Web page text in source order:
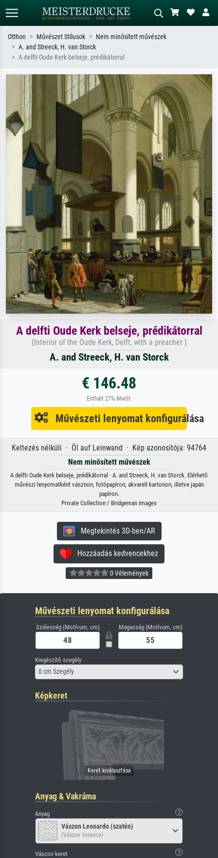
Alap keresés
szerint – pl. Monet, Csillagos éj,
impresszionizmus, Hokusai-hullám,
akt.
piros absztrakt, sötét olajkép, álló akt
egy fa mellett.
Otthon Művészet Stílusok
Nem minősített művészek
A. and Streeck, H. van Storck
A delfti Oude Kerk belseje, prédikátorral
A delfti Oude Kerk belseje, prédikátorral
(Interior of the Oude Kerk, Delft, with a preacher )
A. and Streeck, H. van Storck
€ 146.48
Enthält 27% MwSt.
Művészeti lenyomat konfigurálása
Keltezés nélküli · Öl auf Leinwand · Kép azonosítója: 94764
Nem minősített művészek
A delfti Oude Kerk belseje, prédikátorral · A. and Streeck, H. van Storck. Elérhető
művészi lenyomatként vásznon, fotópapíron, akvarell kartonon, illetve japán
papíron.
Private Collection / Bridgeman Images
Megtekintés 3D-ben/AR
Hozzáadás kedvencekhez
0 Vélemények
Művészeti lenyomat konfigurálása
Szélesség (Motívum, cm) Magasság (Motívum, cm)
Kiegészítő szegély
0 cm Szegély
Képkeret
Anyag & Vakráma
Anyag
Vászon Leonardo (szatén)
(Vászon Velence)
Vászon keret